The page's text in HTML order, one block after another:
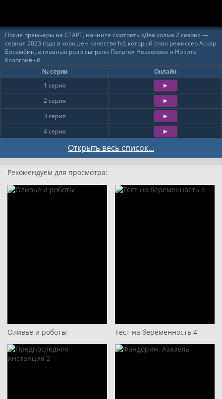
После премьеры на СТАРТ, начните смотреть «Два холма 2 сезон» —
сериал 2023 года в хорошем качестве hd, который снял режиссер Аскар
Бисембин, а главные роли сыграли Пелагея Невзорова и Никита
Кологривый.
Открыть весь список...
№ серии Онлайн
1 серия
2 серия
3 серия
4 серия
7 серия
8 серия
Рекомендуем для просмотра:
Оливье и роботы Тест на беременность 4